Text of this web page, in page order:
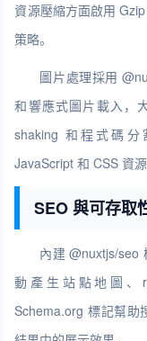
資源壓縮方面啟用
策略。
圖片處理採用
和響應式圖片載入，
shaking 和程式碼
JavaScript 和 CSS 資源
SEO 與可存取
內建 @nuxtjs/seo
動產生站點地圖、
Schema.org 標記幫助